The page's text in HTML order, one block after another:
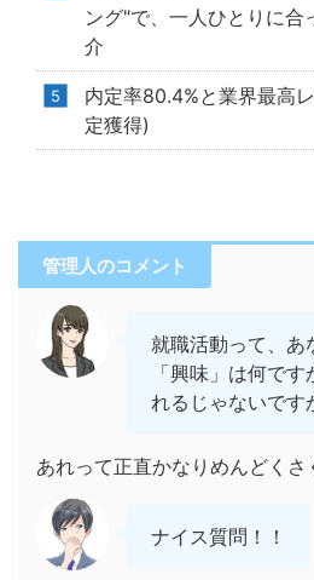
ング"で、一人ひとりに合
介
内定率80.4%と業界最高
定獲得)
管理人のコメント
就職活動って、あ
「興味」は何で
れるじゃないです
あれって正直かなりめんどくさ
ナイス質問！！